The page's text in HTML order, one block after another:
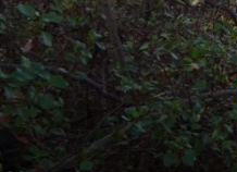
Zum
Inhalt
springen